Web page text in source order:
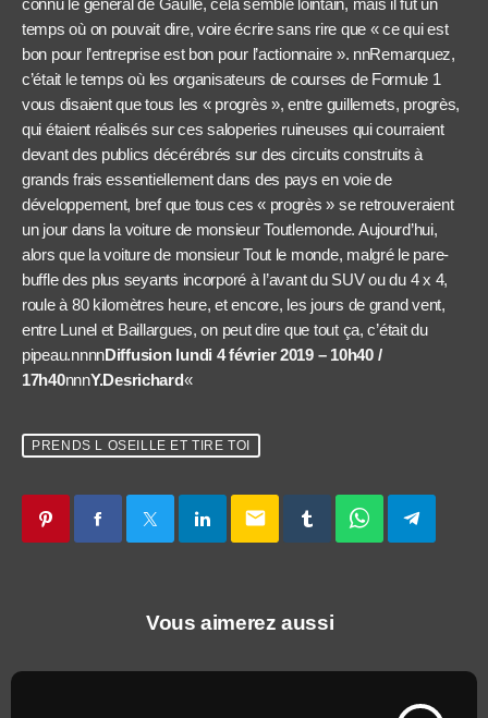
temps où on pouvait dire, voire écrire sans rire que « ce qui est
bon pour l’entreprise est bon pour l’actionnaire ». nnRemarquez,
c’était le temps où les organisateurs de courses de Formule 1
vous disaient que tous les « progrès », entre guillemets, progrès,
qui étaient réalisés sur ces saloperies ruineuses qui courraient
devant des publics décérébrés sur des circuits construits à
grands frais essentiellement dans des pays en voie de
développement, bref que tous ces « progrès » se retrouveraient
un jour dans la voiture de monsieur Toutlemonde. Aujourd’hui,
alors que la voiture de monsieur Tout le monde, malgré le pare-
buffle des plus seyants incorporé à l’avant du SUV ou du 4 x 4,
roule à 80 kilomètres heure, et encore, les jours de grand vent,
entre Lunel et Baillargues, on peut dire que tout ça, c’était du
pipeau.nnnnDiffusion lundi 4 février 2019 – 10h40 /
17h40nnnY.Desrichard«
PRENDS L OSEILLE ET TIRE TOI
email
Vous aimerez aussi